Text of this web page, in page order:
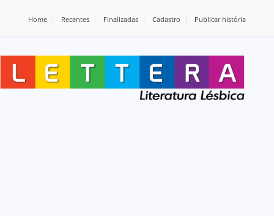
Home Recentes Finalizadas Cadastro Publicar história